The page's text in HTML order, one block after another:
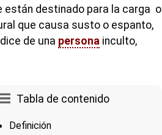
están destinado para la carga o
que causa susto o espanto,
de una persona inculto,
Tabla de contenido
Definición